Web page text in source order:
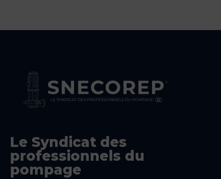
Le Syndicat des
professionnels du
pompage